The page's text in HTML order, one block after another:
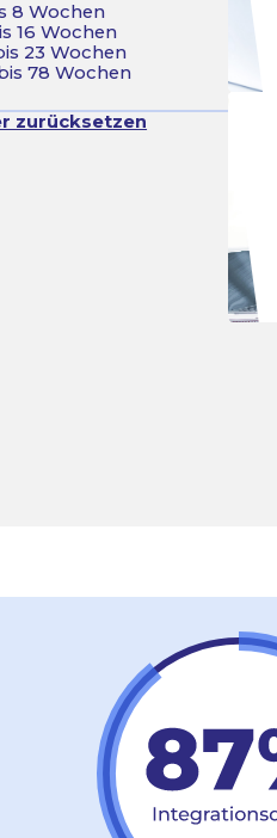
8 Wochen
16 Wochen
23 Wochen
78 Wochen
zurücksetzen